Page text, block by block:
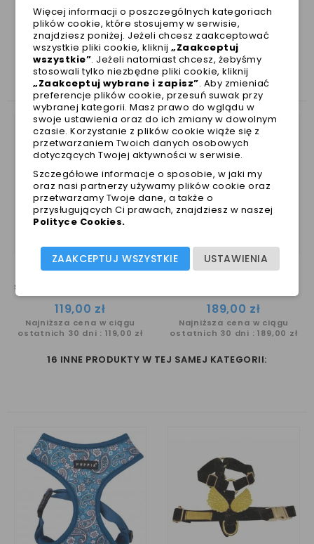
ZOBACZ TAKŻE
Cena
119,00 zł
Najniższa cena w ciągu
ostatnich 30 dni : 119,00 zł
Cena
189,00 zł
Najniższa cena w ciągu
ostatnich 30 dni : 189,00 zł
16 INNE PRODUKTY W TEJ SAMEJ KATEGORII:
Więcej informacji o poszczególnych kategoriach
plików cookie, które stosujemy w serwisie,
znajdziesz poniżej. Jeżeli chcesz zaakceptować
wszystkie pliki cookie, kliknij„Zaakceptuj
wszystkie”. Jeżeli natomiast chcesz, żebyśmy
stosowali tylko niezbędne pliki cookie, kliknij
„Zaakceptuj wybrane i zapisz”. Aby zmieniać
preferencje plików cookie, przesuń suwak przy
wybranej kategorii. Masz prawo do wglądu w
swoje ustawienia oraz do ich zmiany w dowolnym
czasie. Korzystanie z plików cookie wiąże się z
przetwarzaniem Twoich danych osobowych
dotyczących Twojej aktywności w serwisie.
Szczegółowe informacje o sposobie, w jaki my
oraz nasi partnerzy używamy plików cookie oraz
przetwarzamy Twoje dane, a także o
przysługujących Ci prawach, znajdziesz w naszej
Polityce Cookies.
USTAWIENIA
ZAAKCEPTUJ WSZYSTKIE